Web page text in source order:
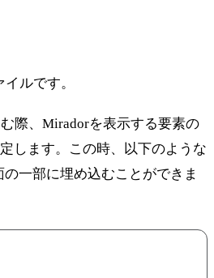
ルです。
際、Miradorを表示する要素の
します。この時、以下のような
の一部に埋め込むことができま